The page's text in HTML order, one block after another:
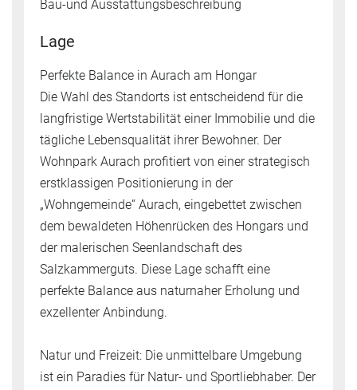
Bau-und Ausstattungsbeschreibung
Lage
Perfekte Balance in Aurach am Hongar
Die Wahl des Standorts ist entscheidend für die
langfristige Wertstabilität einer Immobilie und die
tägliche Lebensqualität ihrer Bewohner. Der
Wohnpark Aurach profitiert von einer strategisch
erstklassigen Positionierung in der
„Wohngemeinde“ Aurach, eingebettet zwischen
dem bewaldeten Höhenrücken des Hongars und
der malerischen Seenlandschaft des
Salzkammerguts. Diese Lage schafft eine
perfekte Balance aus naturnaher Erholung und
exzellenter Anbindung.
Natur und Freizeit: Die unmittelbare Umgebung
ist ein Paradies für Natur- und Sportliebhaber. Der